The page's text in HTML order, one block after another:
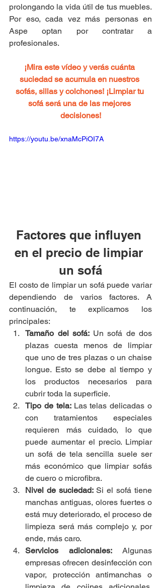
prolongando la vida útil de tus muebles.
Por eso, cada vez más personas en
Aspe optan por contratar a
profesionales.
¡Mira este vídeo y verás cuánta
suciedad se acumula en nuestros
sofás, sillas y colchones! ¡Limpiar tu
sofá será una de las mejores
decisiones!
https://youtu.be/xnaMcPiOI7A
Factores que influyen
en el precio de limpiar
un sofá
El costo de limpiar un sofá puede variar
dependiendo de varios factores. A
continuación, te explicamos los
principales:
Tamaño del sofá: Un sofá de dos
plazas cuesta menos de limpiar
que uno de tres plazas o un chaise
longue. Esto se debe al tiempo y
los productos necesarios para
cubrir toda la superficie.
Tipo de tela: Las telas delicadas o
con tratamientos especiales
requieren más cuidado, lo que
puede aumentar el precio. Limpiar
un sofá de tela sencilla suele ser
más económico que limpiar sofás
de cuero o microfibra.
Nivel de suciedad: Si el sofá tiene
manchas antiguas, olores fuertes o
está muy deteriorado, el proceso de
limpieza será más complejo y, por
ende, más caro.
Servicios adicionales: Algunas
empresas ofrecen desinfección con
vapor, protección antimanchas o